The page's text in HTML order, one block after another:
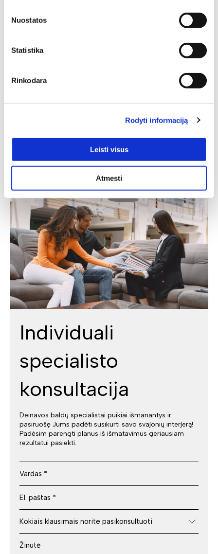
Nuostatos
Statistika
Rinkodara
Rodyti informaciją
Leisti visus
Atmesti
Ilgis: 164 cm, Gylis: 64 cm,
Individuali
specialisto
konsultacija
Deinavos baldų specialistai puikiai išmanantys ir
pasiruošę Jums padėti susikurti savo svajonių interjerą!
Padėsim parengti planus iš išmatavimus geriausiam
rezultatui pasiekti.